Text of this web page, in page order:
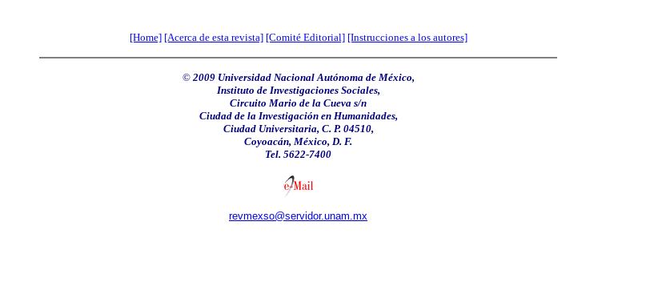
[Home] [Acerca de esta revista] [Comité Editorial] [Instrucciones a los autores]
© 2009 Universidad Nacional Autónoma de México,
Instituto de Investigaciones Sociales,
Circuito Mario de la Cueva s/n
Ciudad de la Investigación en Humanidades,
Ciudad Universitaria, C. P. 04510,
Coyoacán, México, D. F.
Tel. 5622-7400
revmexso@servidor.unam.mx